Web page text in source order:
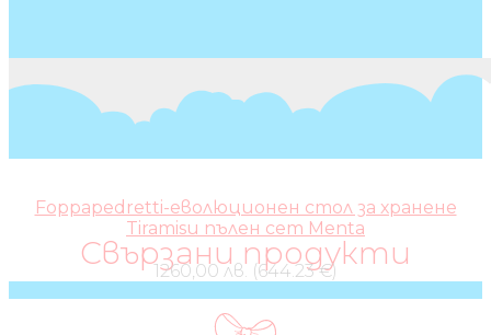
Свързани продукти
Foppapedretti-еволюционен стол за хранене
Tiramisu пълен сет Menta
1260,00 лв. (644.23 €)